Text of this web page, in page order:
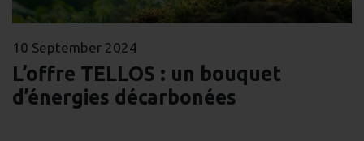
10 September 2024
L’offre TELLOS : un bouquet
d’énergies décarbonées